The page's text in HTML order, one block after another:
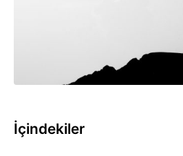
İçindekiler